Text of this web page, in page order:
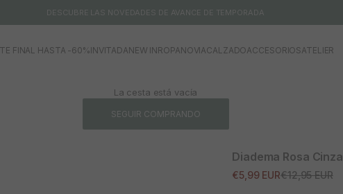
DESCUBRE LAS NOVEDADES DE AVANCE DE TEMPORADA
FINAL HASTA -60%INVITADANEW INROPANOVIACALZADOACCESORIOSATELIER
La cesta está vacía
SEGUIR COMPRANDO
Diadema Rosa Cinza
Precio de oferta
€5,99 EURPrecio normal
€12,95 EUR